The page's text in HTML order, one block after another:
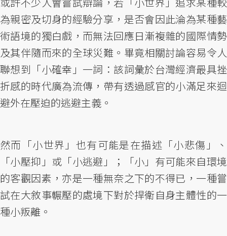
為親密及切身的經驗分享，是否會因此淪為某種藝
術語境的獨白戲，而無法回應日漸複雜的國際情勢
及其伴隨而來的全球災難。畢竟相關討論容易令人
聯想到「小確幸」一詞：該詞彙於台灣經濟最具挫
折感的時代廣為流傳，帶有透過感官的小滿足來迴
避外在壓迫的逃避主義。
然而「小世界」也有可能是在描述「小悲傷」、
「小壓抑」或「小逃避」；「小」有可能來自環境
的客觀因素，亦是一種無奈之下的不得已，一種嘗
試在大敘事輾壓的處境下對於捍衛自身主體性的一
種小叛離。